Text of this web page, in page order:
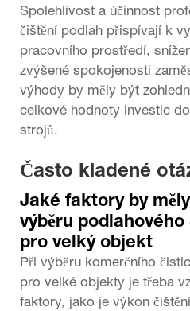
Spolehlivost a účinnost
čištění podlah přispívají k
pracovního prostředí,
zvýšené spokojenosti
výhody by měly být
celkové hodnoty investic
strojů.
Často kladené
Jaké faktory by
výběru
pro velký objekt
Při výběru komerčního
pro velké objekty je třeba
faktory, jako je výkon